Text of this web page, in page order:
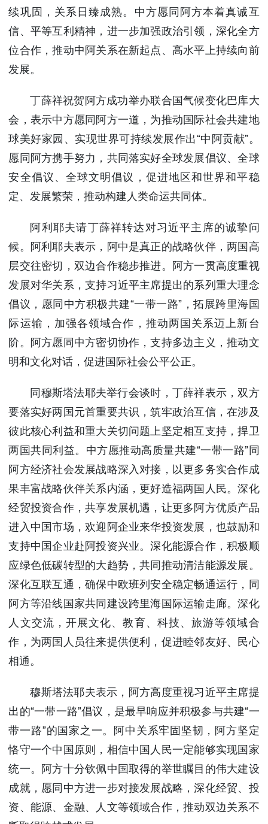
续巩固，关系日臻成熟。中方愿同阿方本着真诚互
信、平等互利精神，进一步加强政治引领，深化全方
位合作，推动中阿关系在新起点、高水平上持续向前
发展。
丁薛祥祝贺阿方成功举办联合国气候变化巴库大
会，表示中方愿同阿方一道，为推动国际社会共建地
球美好家园、实现世界可持续发展作出“中阿贡献”。
愿同阿方携手努力，共同落实好全球发展倡议、全球
安全倡议、全球文明倡议，促进地区和世界和平稳
定、发展繁荣，推动构建人类命运共同体。
阿利耶夫请丁薛祥转达对习近平主席的诚挚问
候。阿利耶夫表示，阿中是真正的战略伙伴，两国高
层交往密切，双边合作稳步推进。阿方一贯高度重视
发展对华关系，支持习近平主席提出的系列重大理念
倡议，愿同中方积极共建“一带一路”，拓展跨里海国
际运输，加强各领域合作，推动两国关系迈上新台
阶。阿方愿同中方密切协作，支持多边主义，推动文
明和文化对话，促进国际社会公平公正。
同穆斯塔法耶夫举行会谈时，丁薛祥表示，双方
要落实好两国元首重要共识，筑牢政治互信，在涉及
彼此核心利益和重大关切问题上坚定相互支持，捍卫
两国共同利益。中方愿推动高质量共建“一带一路”同
阿方经济社会发展战略深入对接，以更多务实合作成
果丰富战略伙伴关系内涵，更好造福两国人民。深化
经贸投资合作，共享发展机遇，让更多阿方优质产品
进入中国市场，欢迎阿企业来华投资发展，也鼓励和
支持中国企业赴阿投资兴业。深化能源合作，积极顺
应绿色低碳转型的大趋势，共同推动清洁能源发展。
深化互联互通，确保中欧班列安全稳定畅通运行，同
阿方等沿线国家共同建设跨里海国际运输走廊。深化
人文交流，开展文化、教育、科技、旅游等领域合
作，为两国人员往来提供便利，促进睦邻友好、民心
相通。
穆斯塔法耶夫表示，阿方高度重视习近平主席提
出的“一带一路”倡议，是最早响应并积极参与共建“一
带一路”的国家之一。阿中关系牢固坚韧，阿方坚定
恪守一个中国原则，相信中国人民一定能够实现国家
统一。阿方十分钦佩中国取得的举世瞩目的伟大建设
成就，愿同中方进一步对接发展战略，深化经贸、投
资、能源、金融、人文等领域合作，推动双边关系不